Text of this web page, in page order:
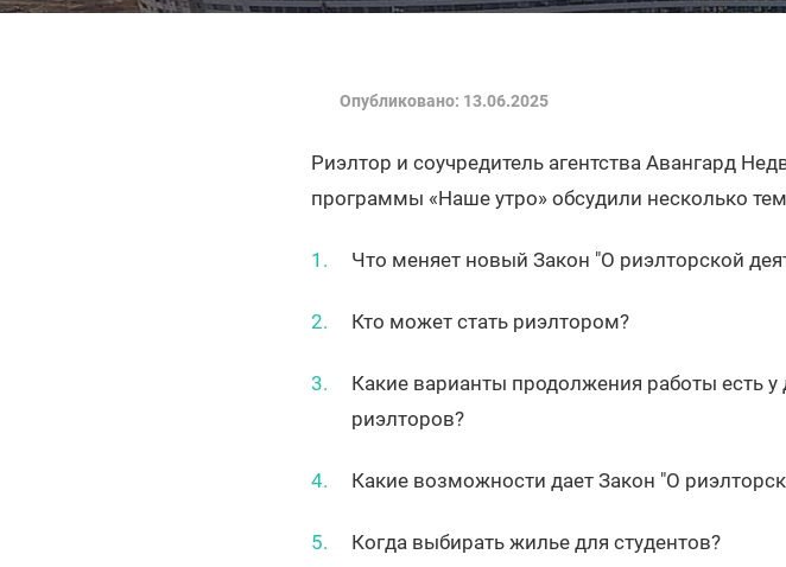
Опубликовано: 13.06.2025
Риэлтор и соучредитель агентства Авангард
программы «Наше утро» обсудили несколько
Что меняет новый Закон "О риэлторской
Кто может стать риэлтором?
Какие варианты продолжения работы есть
риэлторов?
Какие возможности дает Закон "О
Когда выбирать жилье для студентов?